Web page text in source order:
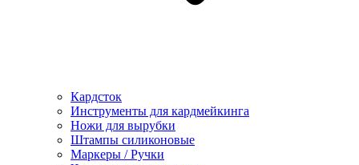
Кардсток
Инструменты для кардмейкинга
Ножи для вырубки
Штампы силиконовые
Маркеры / Ручки